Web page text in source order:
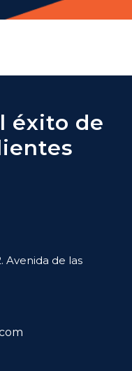
éxito de
Avenida de las